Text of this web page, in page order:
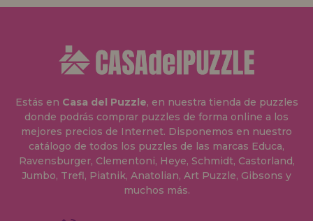
Estás en Casa del Puzzle, en nuestra tienda de puzzles
donde podrás comprar puzzles de forma online a los
mejores precios de Internet. Disponemos en nuestro
catálogo de todos los puzzles de las marcas Educa,
Ravensburger, Clementoni, Heye, Schmidt, Castorland,
Jumbo, Trefl, Piatnik, Anatolian, Art Puzzle, Gibsons y
muchos más.